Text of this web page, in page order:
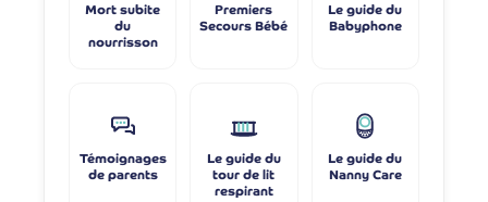
Mort subite
du
nourrisson
Premiers
Secours Bébé
Le guide du
Babyphone
Témoignages
de parents
Le guide du
tour de lit
respirant
Le guide du
Nanny Care